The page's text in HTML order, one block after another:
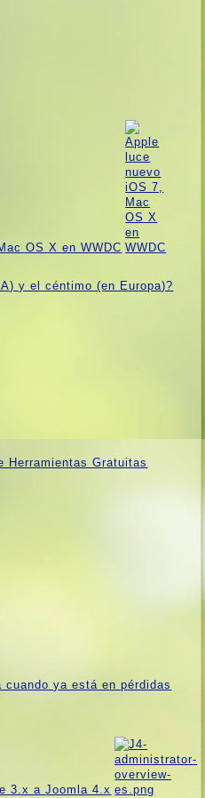
OS X en WWDC
y el céntimo (en Europa)?
Herramientas Gratuitas
cuando ya está en pérdidas
3.x a Joomla 4.x